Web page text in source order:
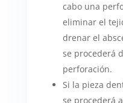
cabo una
eliminar el
drenar el
se procederá
perforación.
Si la pieza
se procederá